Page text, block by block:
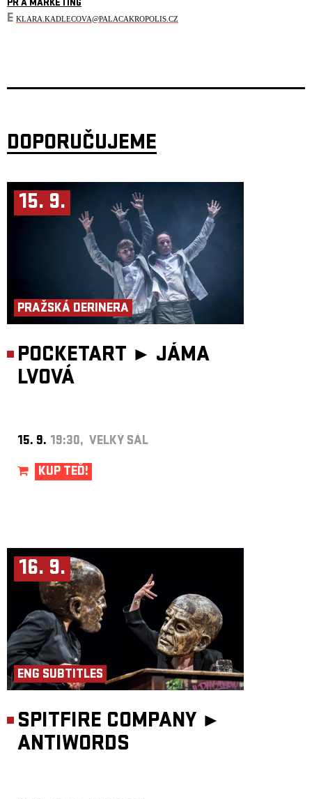
PR A MARKETING
E KLARA.KADLECOVA@PALACAKROPOLIS.CZ
DOPORUČUJEME
15. 9.
PRAŽSKÁ DERINERA
POCKETART ► JÁMA
LVOVÁ
15. 9. 19:30, VELKÝ SÁL
KUP TEĎ!
16. 9.
ENG SUBTITLES
SPITFIRE COMPANY ►
ANTIWORDS